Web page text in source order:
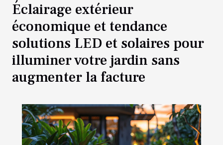
Éclairage extérieur
économique et tendance
solutions LED et solaires pour
illuminer votre jardin sans
augmenter la facture